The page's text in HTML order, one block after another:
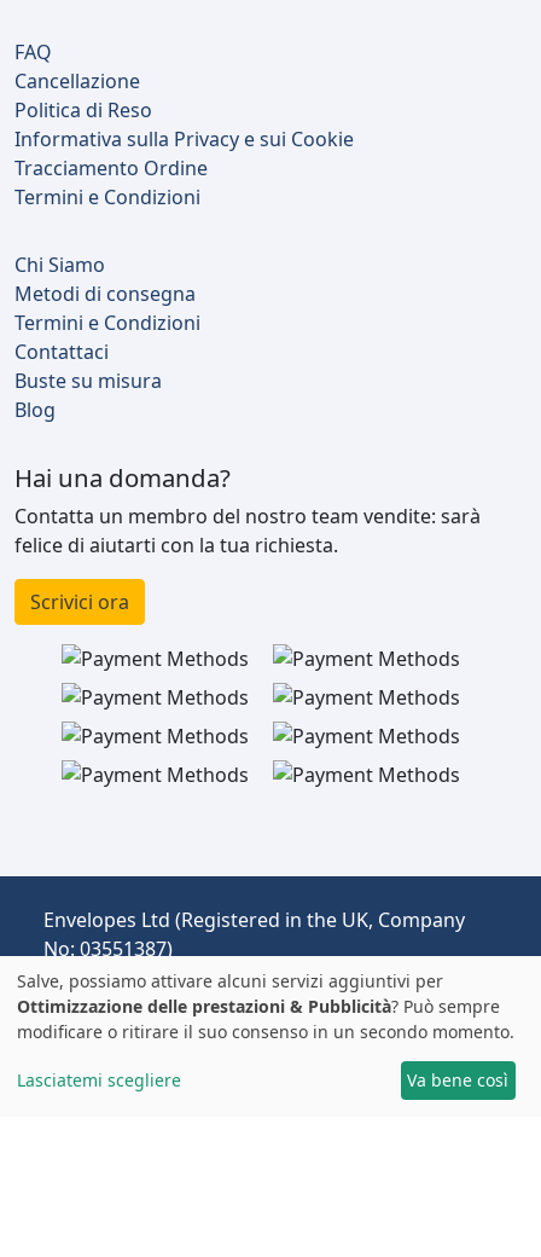
FAQ
Cancellazione
Politica di Reso
Informativa sulla Privacy e sui Cookie
Tracciamento Ordine
Termini e Condizioni
Chi Siamo
Metodi di consegna
Termini e Condizioni
Contattaci
Buste su misura
Blog
Hai una domanda?
Contatta un membro del nostro team vendite: sarà
felice di aiutarti con la tua richiesta.
Scrivici ora
Envelopes Ltd (Registered in the UK, Company
No: 03551387)
Operante come envelopespackaging.it |
Spedizione dal Regno Unito all'Italia.
Prezzi in EUR | Dazi e IVA possono essere
© 2025 All rights reserved.
Salve, possiamo attivare alcuni servizi aggiuntivi per
Ottimizzazione delle prestazioni & Pubblicità? Può sempre
modificare o ritirare il suo consenso in un secondo momento.
Lasciatemi scegliere Va bene così